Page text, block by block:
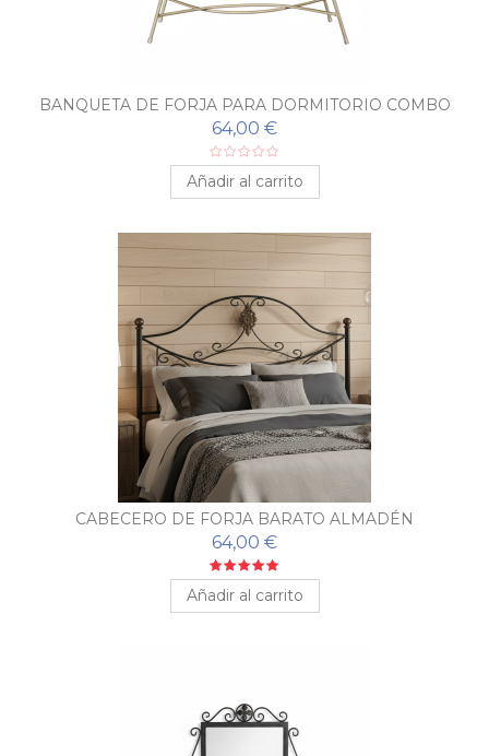
BANQUETA DE FORJA PARA DORMITORIO COMBO
64,00 €
Añadir al carrito
CABECERO DE FORJA BARATO ALMADÉN
64,00 €
Añadir al carrito